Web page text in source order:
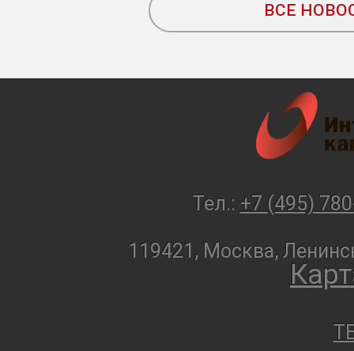
ВСЕ
Тел.: +7 (495)
119421, Москва,